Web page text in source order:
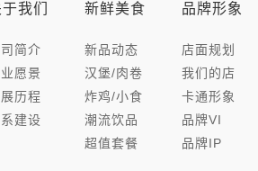
我们
简介
愿景
历程
建设
新鲜美食
新品动态
汉堡/肉卷
炸鸡/小食
潮流饮品
超值套餐
品牌形象
店面规划
我们的店
卡通形象
品牌VI
品牌IP